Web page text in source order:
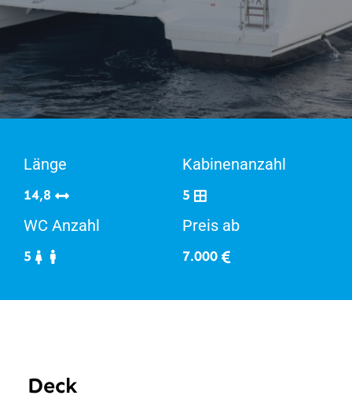
Länge
14,8
Kabinenanzahl
5
WC Anzahl
5
Preis ab
7.000
Deck